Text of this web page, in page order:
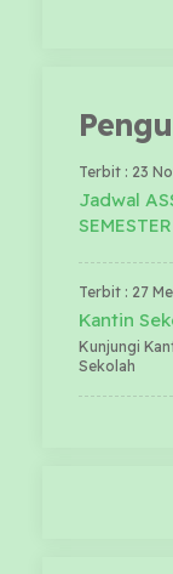
Terbit : 23
Jadwal
Terbit : 27
Kantin
Kunjungi
Sekolah